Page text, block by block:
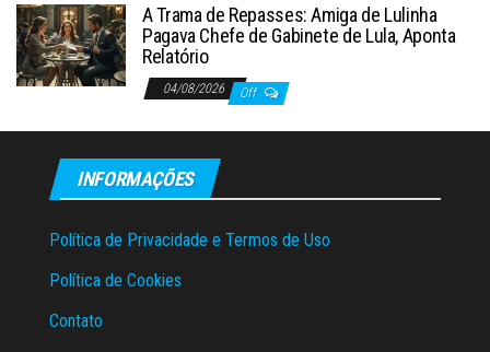
A Trama de Repasses: Amiga de Lulinha
Pagava Chefe de Gabinete de Lula, Aponta
Relatório
04/08/2026 Off
INFORMAÇÕES
Política de Privacidade e Termos de Uso
Política de Cookies
Contato